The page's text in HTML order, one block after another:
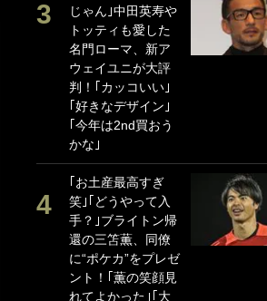
じゃん｣中田英寿や
トッティも愛した
名門ローマ、新ア
ウェイユニが大評
判！｢カッコいい｣
｢好きなデザイン｣
｢今年は2nd買おう
かな｣
｢お土産最高すぎ
笑｣｢どうやって入
手？｣ブライトン帰
還の三笘薫、同僚
に“ポケカ”をプレゼ
ント！｢薫の笑顔見
れてよかった｣｢大